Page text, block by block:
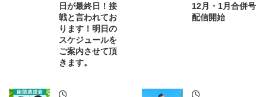
日が最終日！接
戦と言われてお
ります！明日の
スケジュールを
ご案内させて頂
きます。
12月・1月合併号
配信開始